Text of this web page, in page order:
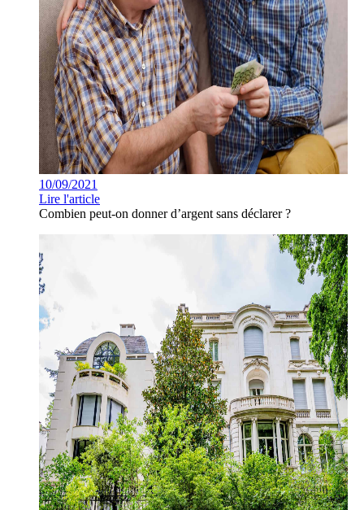
10/09/2021
Lire l'article
Combien peut-on donner d’argent sans déclarer ?